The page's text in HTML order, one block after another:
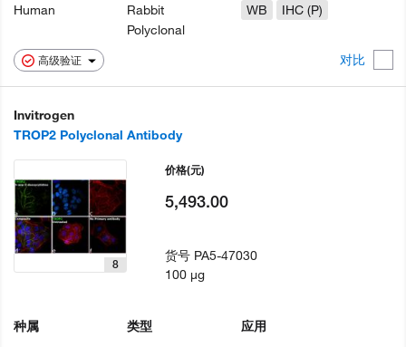
高级验证 对比
Human
Rabbit
Polyclonal
WB
IHC (P)
Invitrogen
TROP2 Polyclonal Antibody
8
种属
类型
应用
价格(元)
5,493.00
货号 PA5-47030
100 µg